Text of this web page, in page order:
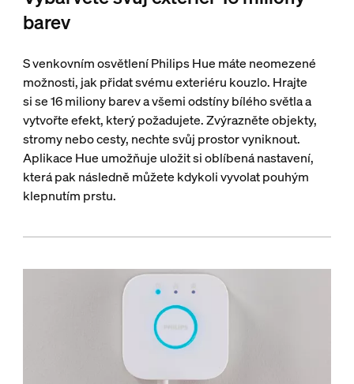
barev
S venkovním osvětlení Philips Hue máte neomezené
možnosti, jak přidat svému exteriéru kouzlo. Hrajte
si se 16 miliony barev a všemi odstíny bílého světla a
vytvořte efekt, který požadujete. Zvýrazněte objekty,
stromy nebo cesty, nechte svůj prostor vyniknout.
Aplikace Hue umožňuje uložit si oblíbená nastavení,
která pak následně můžete kdykoli vyvolat pouhým
klepnutím prstu.